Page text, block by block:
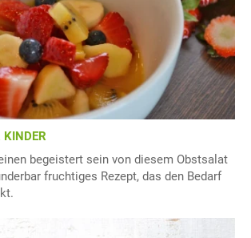
KINDER
begeistert sein von diesem Obstsalat
fruchtiges Rezept, das den Bedarf